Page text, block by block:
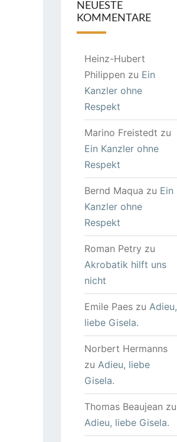
NEUESTE
KOMMENTARE
Heinz-Hubert
Philippen zu Ein
Kanzler ohne
Respekt
Marino Freistedt zu
Ein Kanzler ohne
Respekt
Bernd Maqua zu Ein
Kanzler ohne
Respekt
Roman Petry zu
Akrobatik hilft uns
nicht
Emile Paeszu Adieu,
liebe Gisela.
Norbert Hermanns
zu Adieu, liebe
Gisela.
Thomas Beaujean zu
Adieu, liebe Gisela.